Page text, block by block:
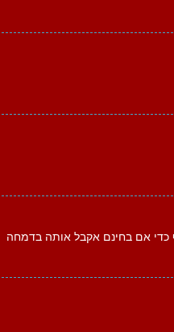
כדי אם בחינם אקבל אותה בדמחה